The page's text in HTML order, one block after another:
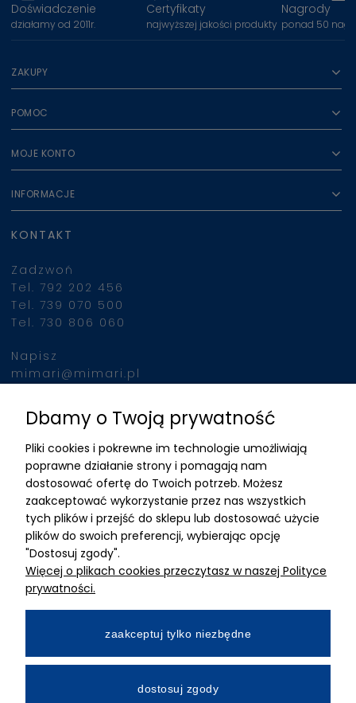
Doświadczenie
działamy od 2011r.
Certyfikaty
najwyższej jakości produkty
Nagrody
ponad 50
ZAKUPY
POMOC
MOJE KONTO
INFORMACJE
KONTAKT
Zadzwoń
Tel. 792 202 456
Tel. 739 070 500
Tel. 730 806 060
Napisz
mimari@mimari.pl
Znajdziesz nas
ADRES
MIMARI sp z o.o.
ul. Kurkowa 12
50-210 Wrocław
Dane rejestracyjne
NIP:8982325327
Wpłacony w całości
Numer konta bankowego
Dbamy o Twoją prywatność
Pliki cookies i pokrewne im technologie umożliwiają
poprawne działanie strony i pomagają nam
dostosować ofertę do Twoich potrzeb. Możesz
zaakceptować wykorzystanie przez nas wszystkich
tych plików i przejść do sklepu lub dostosować użycie
plików do swoich preferencji, wybierając opcję
"Dostosuj zgody".
Więcej o plikach cookies przeczytasz w naszej Polityce
prywatności.
zaakceptuj tylko niezbędne
dostosuj zgody